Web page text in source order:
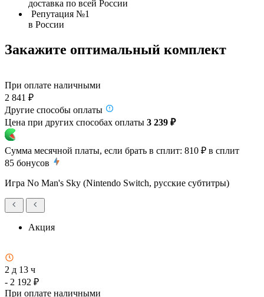
доставка по всей России
Репутация №1
в России
Закажите оптимальный комплект
При оплате наличными
2 841 ₽
Другие способы оплаты
Цена при других способах оплаты 3 239 ₽
Сумма месячной платы, если брать в сплит: 810 ₽ в сплит
85 бонусов
Игра No Man's Sky (Nintendo Switch, русские субтитры)
Акция
2 д 13 ч
- 2 192 ₽
При оплате наличными